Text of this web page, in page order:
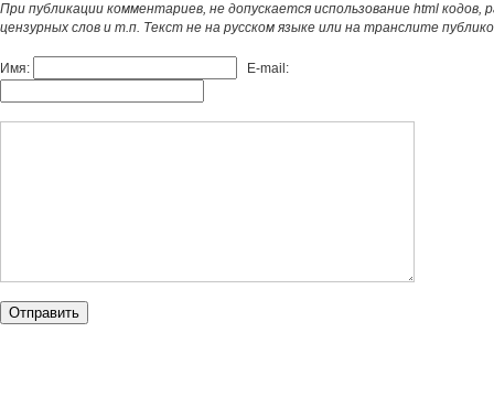
При публикации комментариев, не допускается использование html кодов,
цензурных слов и т.п. Текст не на русском языке или на транслите
Имя: E-mail: